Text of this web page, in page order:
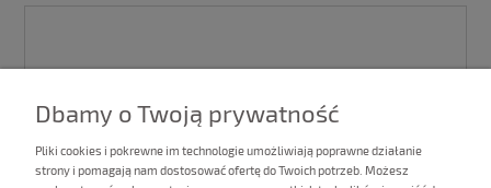
Dbamy o Twoją prywatność
Pliki cookies i pokrewne im technologie umożliwiają poprawne działanie
strony i pomagają nam dostosować ofertę do Twoich potrzeb. Możesz